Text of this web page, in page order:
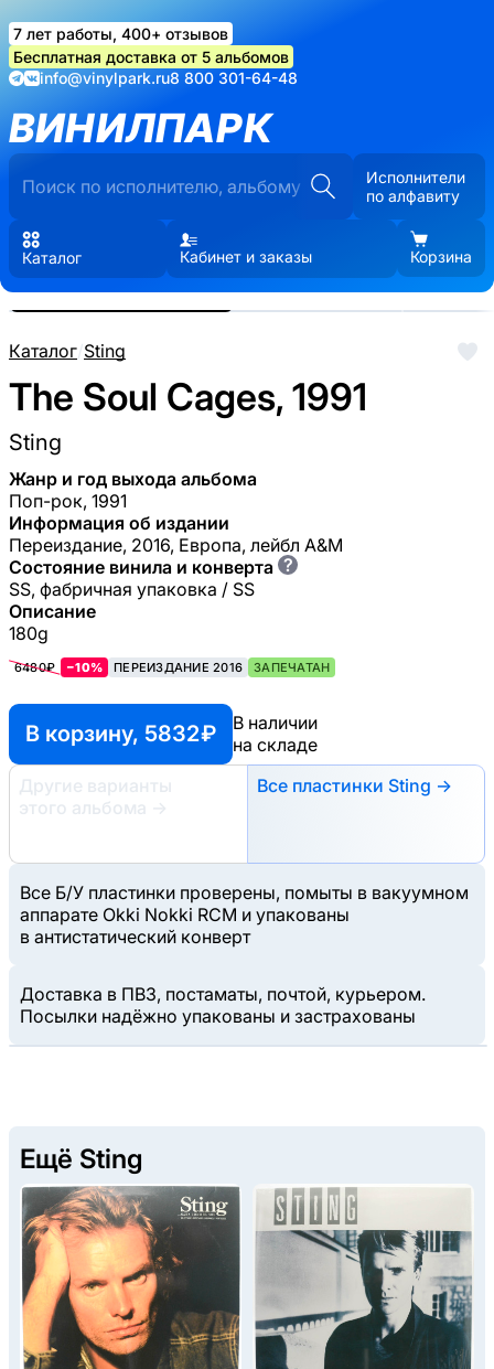
7 лет работы, 400+ отзывов
Бесплатная доставка от 5 альбомов
info@vinylpark.ru8 800 301-64-48
ВИНИЛПАРК
Исполнители
по алфавиту
Каталог Кабинет и заказы Корзина
Каталог/Sting
The Soul Cages, 1991
Sting
Жанр и год выхода альбома
Поп-рок, 1991
Информация об издании
Переиздание, 2016, Европа, лейбл A&M
Состояние винила и конверта ?
SS, фабричная упаковка / SS
Описание
180g
6480₽ −10% ПЕРЕИЗДАНИЕ 2016 ЗАПЕЧАТАН
В корзину, 5832 ₽
В наличии
на складе
Другие варианты
этого альбома
→
Все пластинки Sting →
Все Б/У пластинки проверены, помыты в вакуумном
аппарате Okki Nokki RCM и упакованы
в антистатический конверт
Доставка в ПВЗ, постаматы, почтой, курьером.
Посылки надёжно упакованы и застрахованы
Реальные фото пластинки.
Нажмите, чтобы увеличить
Ещё Sting